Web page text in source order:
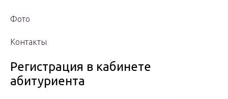
Фото
Контакты
Регистрация в кабинете
абитуриента